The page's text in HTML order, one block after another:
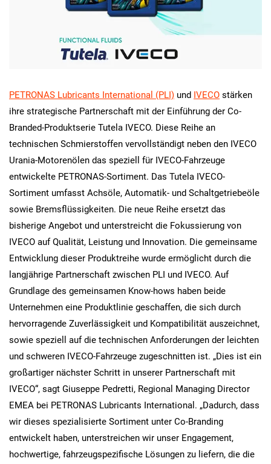
PETRONAS Lubricants International (PLI) und IVECO stärken
ihre strategische Partnerschaft mit der Einführung der Co-
Branded-Produktserie Tutela IVECO. Diese Reihe an
technischen Schmierstoffen vervollständigt neben den IVECO
Urania-Motorenölen das speziell für IVECO-Fahrzeuge
entwickelte PETRONAS-Sortiment. Das Tutela IVECO-
Sortiment umfasst Achsöle, Automatik- und Schaltgetriebeöle
sowie Bremsflüssigkeiten. Die neue Reihe ersetzt das
bisherige Angebot und unterstreicht die Fokussierung von
IVECO auf Qualität, Leistung und Innovation. Die gemeinsame
Entwicklung dieser Produktreihe wurde ermöglicht durch die
langjährige Partnerschaft zwischen PLI und IVECO. Auf
Grundlage des gemeinsamen Know-hows haben beide
Unternehmen eine Produktlinie geschaffen, die sich durch
hervorragende Zuverlässigkeit und Kompatibilität auszeichnet,
sowie speziell auf die technischen Anforderungen der leichten
und schweren IVECO-Fahrzeuge zugeschnitten ist. „Dies ist ein
großartiger nächster Schritt in unserer Partnerschaft mit
IVECO“, sagt Giuseppe Pedretti, Regional Managing Director
EMEA bei PETRONAS Lubricants International. „Dadurch, dass
wir dieses spezialisierte Sortiment unter Co-Branding
entwickelt haben, unterstreichen wir unser Engagement,
hochwertige, fahrzeugspezifische Lösungen zu liefern, die die